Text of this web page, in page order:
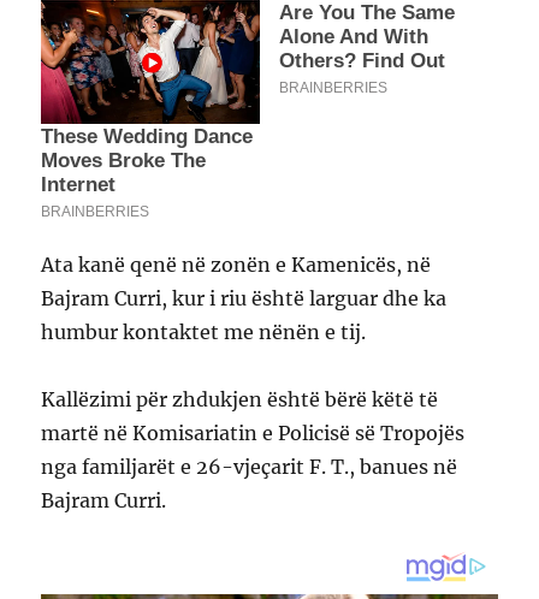
Ata kanë qenë në zonën e Kamenicës, në
Bajram Curri, kur i riu është larguar dhe ka
humbur kontaktet me nënën e tij.
Kallëzimi për zhdukjen është bërë këtë të
martë në Komisariatin e Policisë së Tropojës
nga familjarët e 26-vjeçarit F. T., banues në
Bajram Curri.